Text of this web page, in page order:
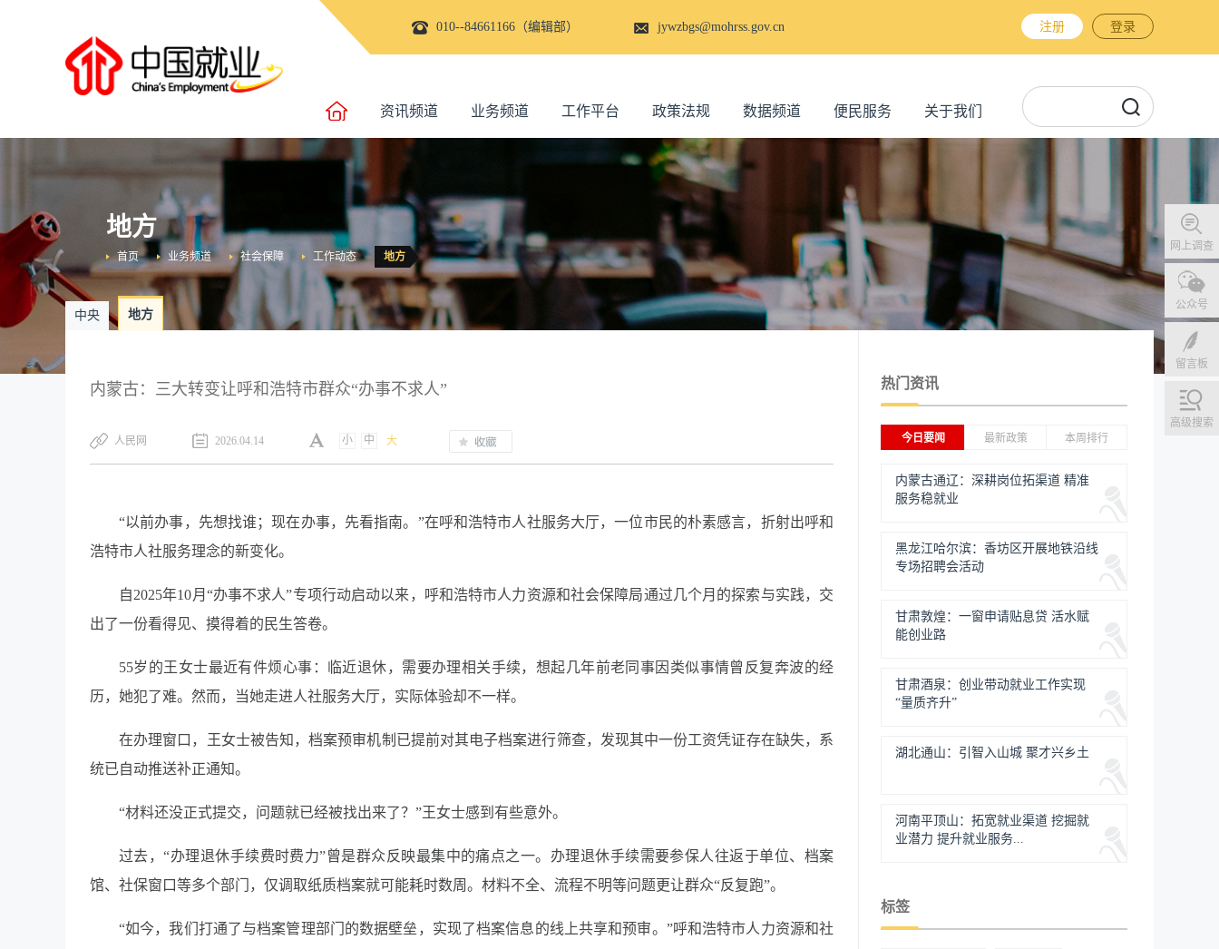
010--84661166（编辑部） jywzbgs@mohrss.gov.cn 注册 登录
资讯频道 业务频道 工作平台 政策法规 数据频道 便民服务 关于我们
网上调查
公众号
留言板
高级搜索
地方
地方
工作动态
社会保障
业务频道
首页
中央 地方
内蒙古：三大转变让呼和浩特市群众“办事不求人”
​人民网 2026.04.14 小 中 大
“以前办事，先想找谁；现在办事，先看指南。”在呼和浩特市人社服务大厅，一位市民的朴素感言，折射出呼和
浩特市人社服务理念的新变化。
自2025年10月“办事不求人”专项行动启动以来，呼和浩特市人力资源和社会保障局通过几个月的探索与实践，交
出了一份看得见、摸得着的民生答卷。
55岁的王女士最近有件烦心事：临近退休，需要办理相关手续，想起几年前老同事因类似事情曾反复奔波的经
历，她犯了难。然而，当她走进人社服务大厅，实际体验却不一样。
在办理窗口，王女士被告知，档案预审机制已提前对其电子档案进行筛查，发现其中一份工资凭证存在缺失，系
统已自动推送补正通知。
“材料还没正式提交，问题就已经被找出来了？”王女士感到有些意外。
过去，“办理退休手续费时费力”曾是群众反映最集中的痛点之一。办理退休手续需要参保人往返于单位、档案
馆、社保窗口等多个部门，仅调取纸质档案就可能耗时数周。材料不全、流程不明等问题更让群众“反复跑”。
“如今，我们打通了与档案管理部门的数据壁垒，实现了档案信息的线上共享和预审。”呼和浩特市人力资源和社
热门资讯
今日要闻 最新政策 本周排行
内蒙古通辽：深耕岗位拓渠道 精准
服务稳就业
黑龙江哈尔滨：香坊区开展地铁沿线
专场招聘会活动
甘肃敦煌：一窗申请贴息贷 活水赋
能创业路
甘肃酒泉：创业带动就业工作实现
“量质齐升”
湖北通山：引智入山城 聚才兴乡土
河南平顶山：拓宽就业渠道 挖掘就
业潜力 提升就业服务...
标签